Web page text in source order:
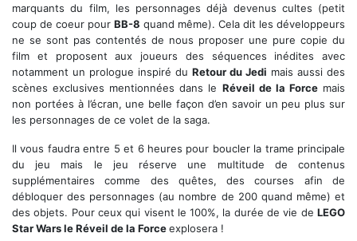
marquants du film, les personnages déjà devenus cultes (petit
coup de coeur pour BB-8 quand même). Cela dit les développeurs
ne se sont pas contentés de nous proposer une pure copie du
film et proposent aux joueurs des séquences inédites avec
notamment un prologue inspiré du Retour du Jedi mais aussi des
scènes exclusives mentionnées dans le Réveil de la Forcemais
non portées à l’écran, une belle façon d’en savoir un peu plus sur
les personnages de ce volet de la saga.
Il vous faudra entre 5 et 6 heures pour boucler la trame principale
du jeu mais le jeu réserve une multitude de contenus
supplémentaires comme des quêtes, des courses afin de
débloquer des personnages (au nombre de 200 quand même) et
des objets. Pour ceux qui visent le 100%, la durée de vie de LEGO
Star Wars le Réveil de la Forceexplosera !